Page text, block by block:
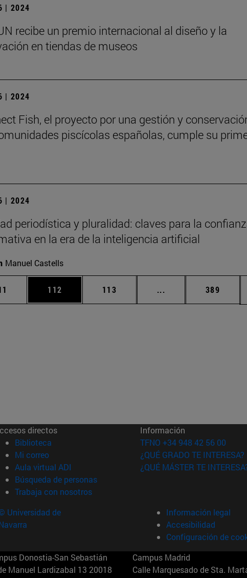
| 2024
recibe un premio internacional al diseño y la
en tiendas de museos
| 2024
Fish, el proyecto por una gestión y
piscícolas españolas, cumple su
| 2024
periodística y pluralidad: claves para la
en la era de la inteligencia artificial
Manuel Castells
Use TAB para desplazarse.
Página
112 Página
113 ... Páginas intermedias
Página
389
directos
Biblioteca (abre en nueva ventana)
Mi correo(abre en nueva ventana)
Aula virtual ADI (abre en nueva ventana)
Búsqueda de personas(abre en nueva ventana)
Trabaja con nosotros(abre en nueva ventana)
Información
TFNO +34 948 42 56 00
¿QUÉ GRADO TE INTERESA?
¿QUÉ MÁSTER TE
Universidad de
Información legal
Accesibilidad
Configuración de
Donostia-San Sebastián
Manuel Lardizabal 13 20018
Campus Madrid
Calle Marquesado de Sta.